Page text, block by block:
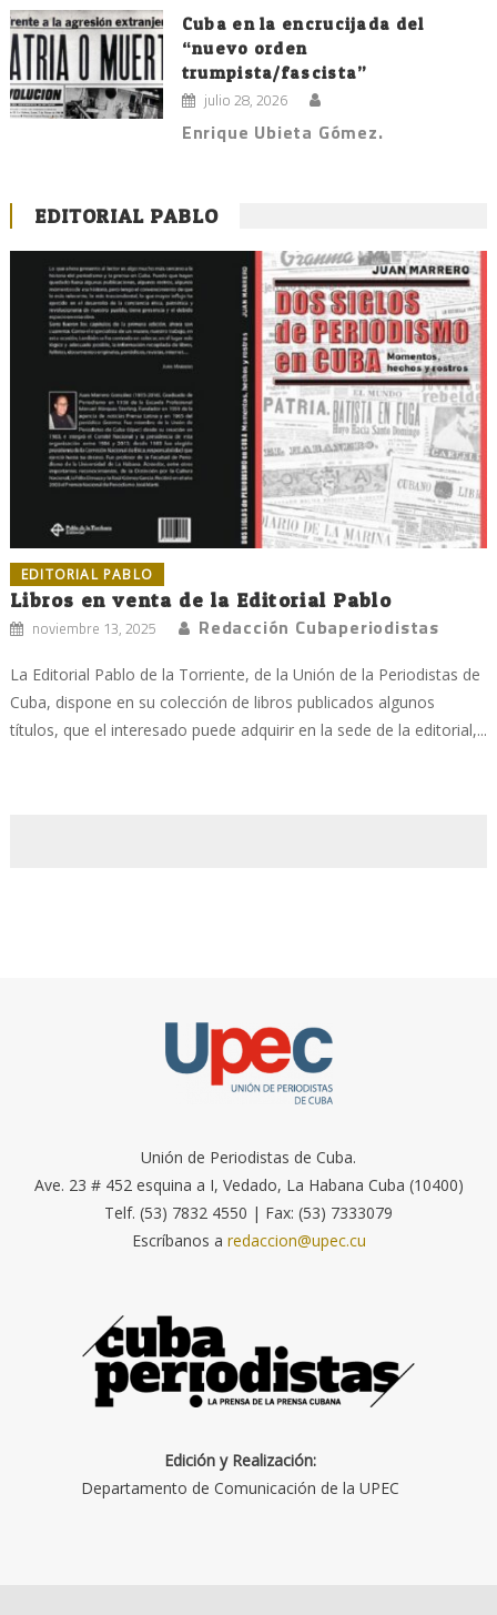
Cuba en la encrucijada del
“nuevo orden
trumpista/fascista”
julio 28, 2026
Enrique Ubieta Gómez.
EDITORIAL PABLO
EDITORIAL PABLO
Libros en venta de la Editorial Pablo
noviembre 13, 2025 Redacción Cubaperiodistas
La Editorial Pablo de la Torriente, de la Unión de la Periodistas de
Cuba, dispone en su colección de libros publicados algunos
títulos, que el interesado puede adquirir en la sede de la editorial,...
Unión de Periodistas de Cuba.
Ave. 23 # 452 esquina a I, Vedado, La Habana Cuba (10400)
Telf. (53) 7832 4550 | Fax: (53) 7333079
Escríbanos a redaccion@upec.cu
Edición y Realización:
Departamento de Comunicación de la UPEC